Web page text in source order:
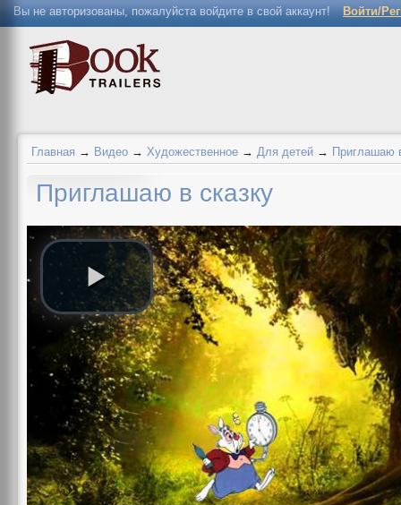
Вы не авторизованы, пожалуйста войдите в свой аккаунт! Войти/
Главная → Видео → Художественное → Для детей → Приглашаю
Приглашаю в сказку